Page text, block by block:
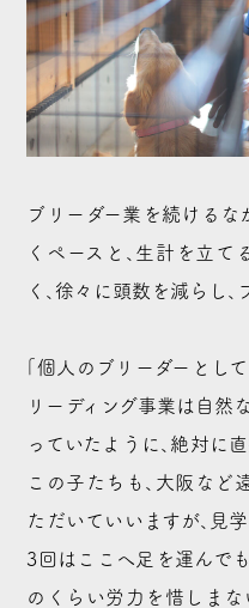
ブリーダー業を続けるな
くペースと、生計を立て
く、徐々に頭数を減らし
「個人のブリーダーとし
リーディング事業は自然
っていたように、絶対に
この子たちも、大阪な
ただいていいますが、見
3回はここへ足を運んで
のくらい労力を惜しまな